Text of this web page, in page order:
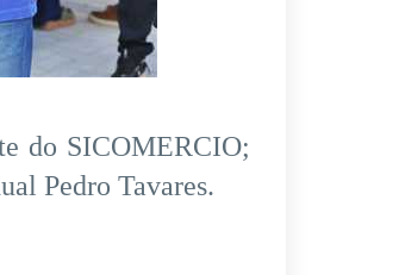
do SICOMERCIO;
Pedro Tavares.